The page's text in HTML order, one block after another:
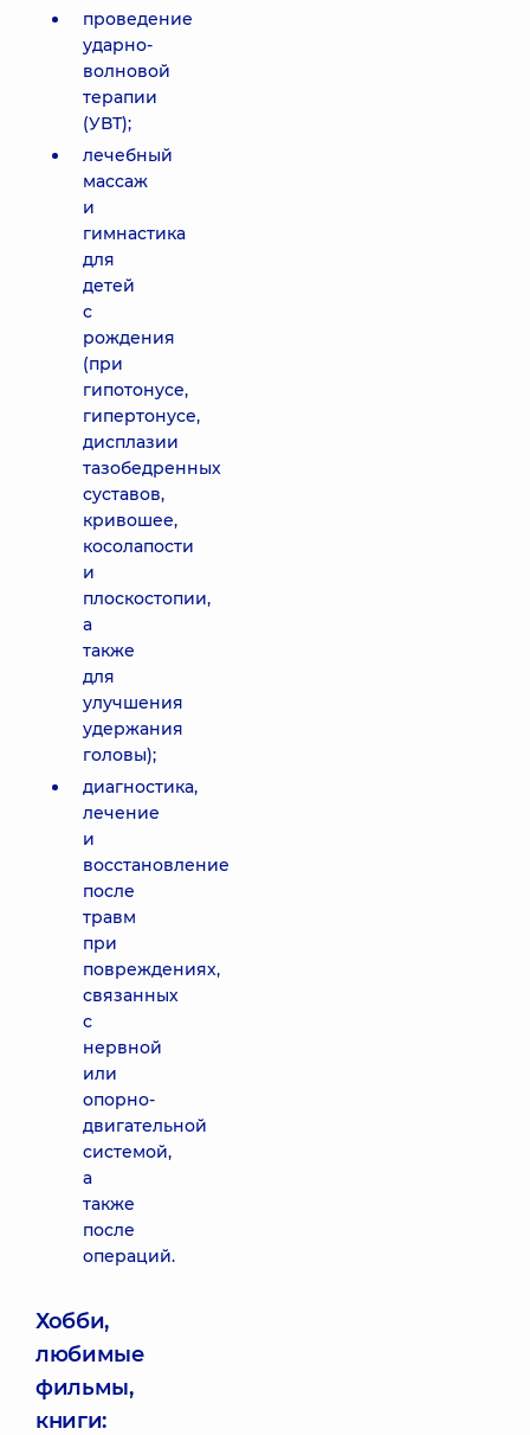
проведение
ударно-
волновой
терапии
(УВТ);
лечебный
массаж
и
гимнастика
для
детей
с
рождения
(при
гипотонусе,
гипертонусе,
дисплазии
тазобедренных
суставов,
кривошее,
косолапости
и
плоскостопии,
а
также
для
улучшения
удержания
головы);
диагностика,
лечение
и
восстановление
после
травм
при
повреждениях,
связанных
с
нервной
или
опорно-
двигательной
системой,
а
также
после
операций.
Хобби,
любимые
фильмы,
книги: